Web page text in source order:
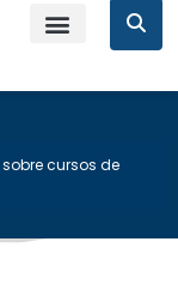
cursos de